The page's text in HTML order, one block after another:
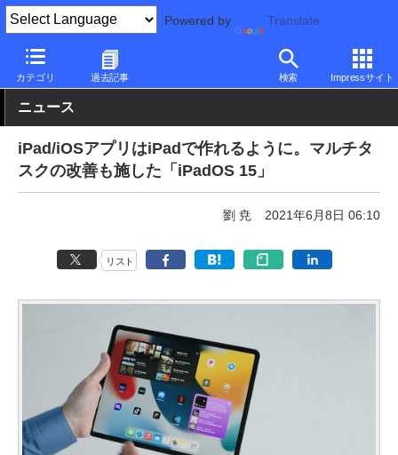
Powered by Translate
カテゴリ 過去記事 検索 Impressサイト
PC Watch パソコン/タブレット/スマートフォン タブレット
ニュース
iPad/iOSアプリはiPadで作れるように。マルチタ
スクの改善も施した「iPadOS 15」
劉 尭 2021年6月8日 06:10
リスト